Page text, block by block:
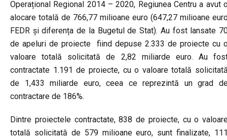
Operațional Regional 2014 – 2020, Regiunea Centru a avut
alocare totală de 766,77 milioane euro (647,27 milioane
FEDR și diferența de la Bugetul de Stat). Au fost lansate
de apeluri de proiecte fiind depuse 2.333 de proiecte cu
valoare totală solicitată de 2,82 miliarde euro. Au
contractate 1.191 de proiecte, cu o valoare totală
de 1,433 miliarde euro, ceea ce reprezintă un grad
contractare de 186%.
Dintre proiectele contractate, 838 de proiecte, cu o
totală solicitată de 579 milioane euro, sunt finalizate,